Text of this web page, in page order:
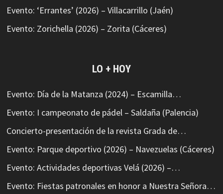
Evento: ‘Errantes’ (2026) – Villacarrillo (Jaén)
Evento: Zorichella (2026) – Zorita (Cáceres)
LO + HOY
Evento: Día de la Matanza (2024) – Escamilla…
Evento: I campeonato de pádel – Saldaña (Palencia)
Concierto-presentación de la revista Grada de…
Evento: Parque deportivo (2026) – Navezuelas (Cáceres)
Evento: Actividades deportivas Velá (2026) –…
Evento: Fiestas patronales en honor a Nuestra Señora…